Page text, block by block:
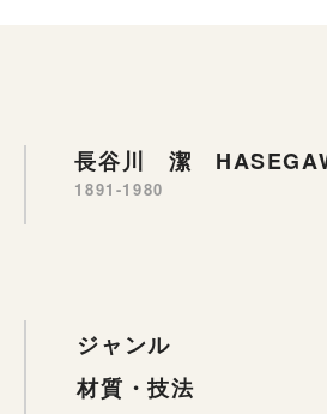
長谷川 潔
1891-1980
ジャンル
材質・技法